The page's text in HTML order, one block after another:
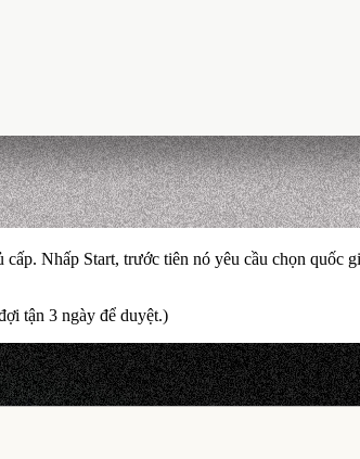
Nhấp Start, trước tiên nó yêu cầu chọn quốc
tận 3 ngày để duyệt.)